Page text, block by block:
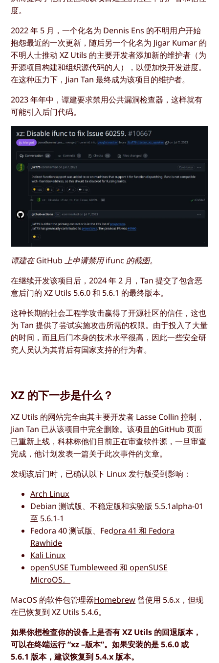
度。
2022 年 5 月，一个化名为 Dennis Ens 的不明用户开始
抱怨最近的一次更新，随后另一个化名为 Jigar Kumar 的
不明人士推动 XZ Utils 的主要开发者添加新的维护者（为
开源项目构建和组织源代码的人），以便加快开发进度。
在这种压力下，Jian Tan 最终成为该项目的维护者。
2023 年年中，谭建要求禁用公共漏洞检查器，这样就有
可能引入后门代码。
谭建在 GitHub 上申请禁用 ifunc 的截图。
在继续开发该项目后，2024 年 2 月，Tan 提交了包含恶
意后门的 XZ Utils 5.6.0 和 5.6.1 的最终版本。
这种长期的社会工程学攻击赢得了开源社区的信任，这也
为 Tan 提供了尝试实施攻击所需的权限。由于投入了大量
的时间，而且后门本身的技术水平很高，因此一些安全研
究人员认为其背后有国家支持的行为者。
XZ 的下一步是什么？
XZ Utils 的网站完全由其主要开发者 Lasse Collin 控制，
Jian Tan 已从该项目中完全删除。该项目的GitHub 页面
已重新上线，科林称他们目前正在审查软件源，一旦审查
完成，他计划发表一篇关于此次事件的文章。
发现该后门时，已确认以下 Linux 发行版受到影响：
Arch Linux
Debian 测试版、不稳定版和实验版 5.5.1alpha-01
至 5.6.1-1
Fedora 40 测试版、Fedora 41 和 Fedora
Rawhide
Kali Linux
openSUSE Tumbleweed 和 openSUSE
MicroOS。
MacOS 的软件包管理器Homebrew 曾使用 5.6.x，但现
在已恢复到 XZ Utils 5.4.6。
如果你想检查你的设备上是否有 XZ Utils 的回退版本，
可以在终端运行 “xz –版本”。如果安装的是 5.6.0 或
5.6.1 版本，建议恢复到 5.4.x 版本。